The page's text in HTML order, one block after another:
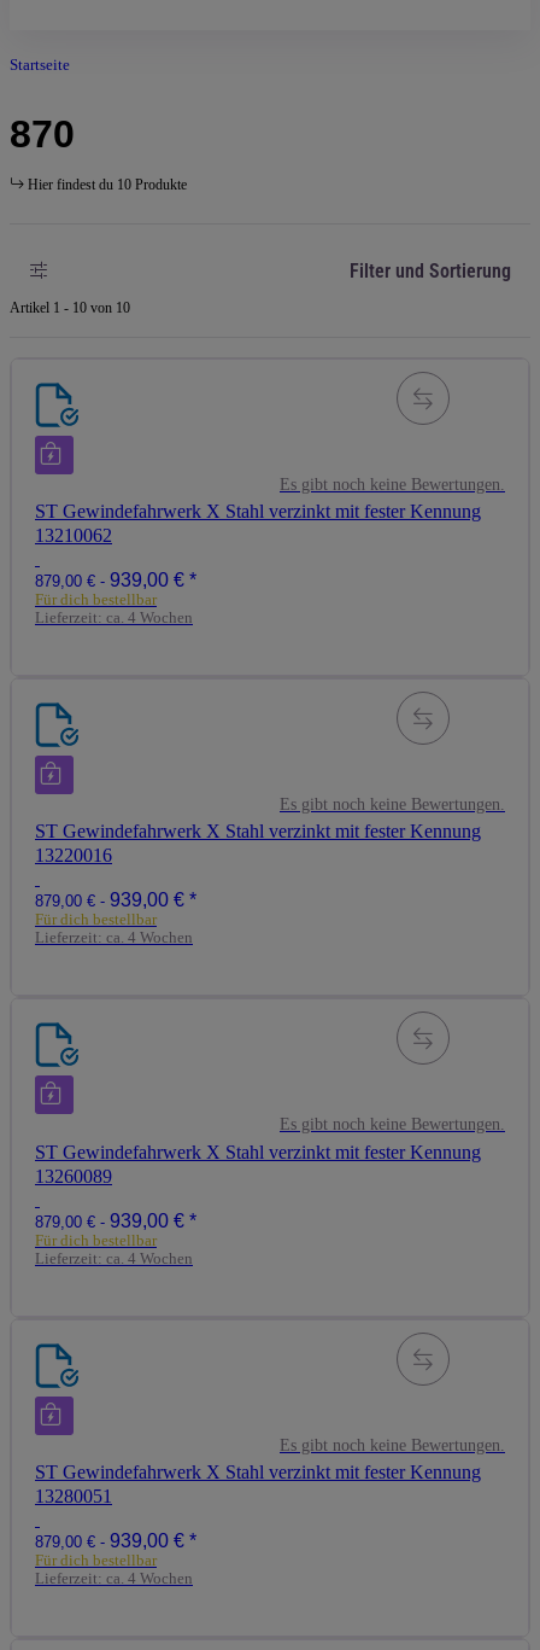
Startseite
870
Hier findest du 10 Produkte
Filter und Sortierung
Artikel 1 - 10 von 10
Es gibt noch keine Bewertungen.
ST Gewindefahrwerk X Stahl verzinkt mit fester Kennung
13210062
879,00 € - 939,00 € *
Für dich bestellbar
Lieferzeit: ca. 4 Wochen
Es gibt noch keine Bewertungen.
ST Gewindefahrwerk X Stahl verzinkt mit fester Kennung
13220016
879,00 € - 939,00 € *
Für dich bestellbar
Lieferzeit: ca. 4 Wochen
Es gibt noch keine Bewertungen.
ST Gewindefahrwerk X Stahl verzinkt mit fester Kennung
13260089
879,00 € - 939,00 € *
Für dich bestellbar
Lieferzeit: ca. 4 Wochen
Es gibt noch keine Bewertungen.
ST Gewindefahrwerk X Stahl verzinkt mit fester Kennung
13280051
879,00 € - 939,00 € *
Für dich bestellbar
Lieferzeit: ca. 4 Wochen